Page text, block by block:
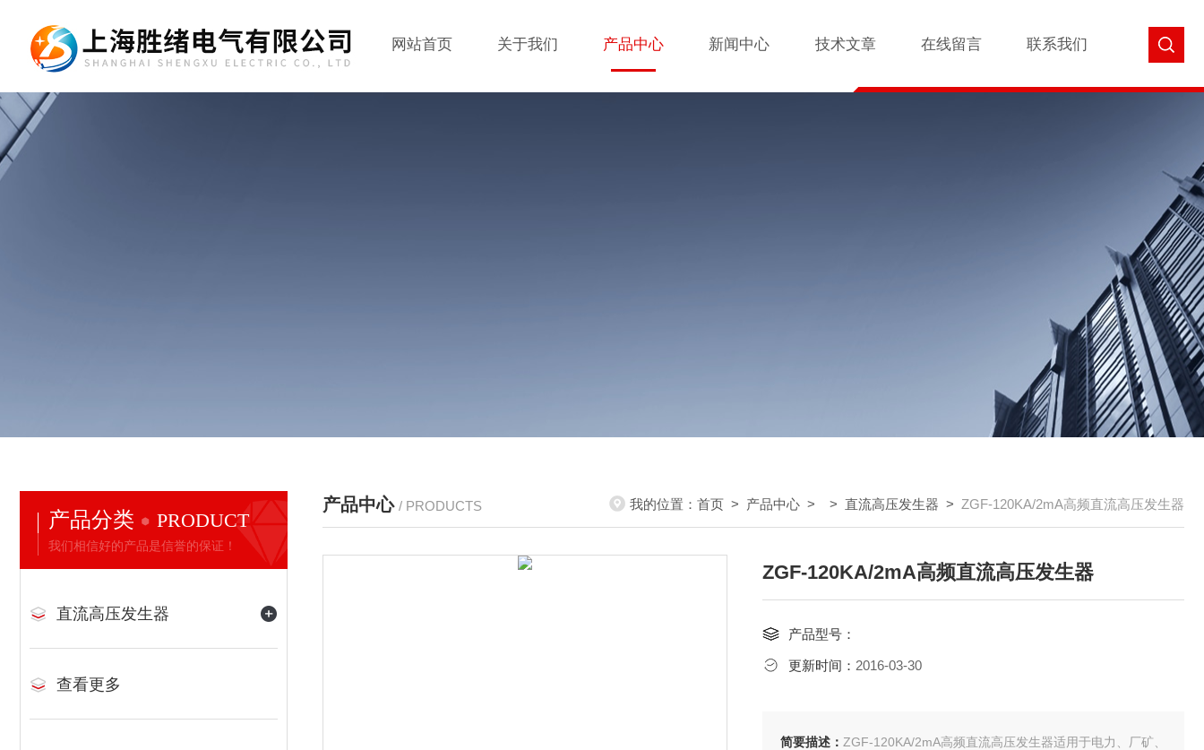
网站首页 关于我们 产品中心 新闻中心 技术文章 在线留言 联系我们
产品分类 PRODUCT
我们相信好的产品是信誉的保证！
直流高压发生器
查看更多
产品中心 / PRODUCTS 我的位置： 首页 > 产品中心 > > 直流高压发生器 > ZGF-120KA/2mA高频直流高压发生器
ZGF-120KA/2mA高频直流高压发生器
产品型号：
更新时间： 2016-03-30
简要描述： ZGF-120KA/2mA高频直流高压发生器适用于电力、厂矿、